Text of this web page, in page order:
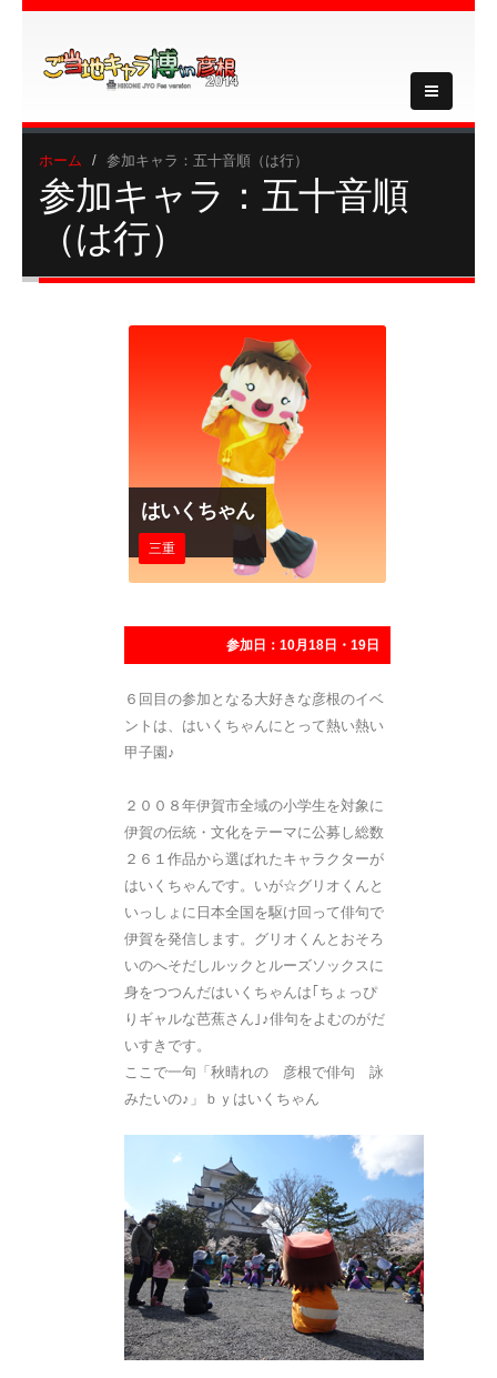
ホーム 参加キャラ：五十音順（は行）
参加キャラ：五十音順
（は行）
はいくちゃん
三重
参加日：10月18日・19日
６回目の参加となる大好きな彦根のイベ
ントは、はいくちゃんにとって熱い熱い
甲子園♪
２００８年伊賀市全域の小学生を対象に
伊賀の伝統・文化をテーマに公募し総数
２６１作品から選ばれたキャラクターが
はいくちゃんです。いが☆グリオくんと
いっしょに日本全国を駆け回って俳句で
伊賀を発信します。グリオくんとおそろ
いのへそだしルックとルーズソックスに
身をつつんだはいくちゃんは｢ちょっぴ
りギャルな芭蕉さん｣♪俳句をよむのがだ
いすきです。
ここで一句「秋晴れの 彦根で俳句 詠
みたいの♪」ｂｙはいくちゃん